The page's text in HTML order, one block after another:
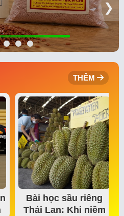
❯
THÊM
Bài học sầu riêng
Thái Lan: Khi niềm